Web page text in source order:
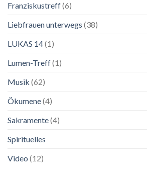
Franziskustreff(6)
Liebfrauen unterwegs (38)
LUKAS 14(1)
Lumen-Treff(1)
Musik (62)
Ökumene(4)
Sakramente(4)
Spirituelles
Video (12)